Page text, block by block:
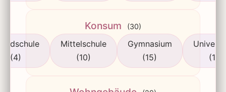
Konsum (30)
(4)
Mittelschule
(10)
Gymnasium
(15)
(1)